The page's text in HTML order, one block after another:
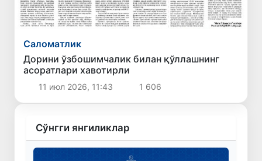
Саломатлик
Дорини ўзбошимчалик билан қўллашнинг
асоратлари хавотирли
11 июл 2026, 11:43 1 606
Сўнгги янгиликлар